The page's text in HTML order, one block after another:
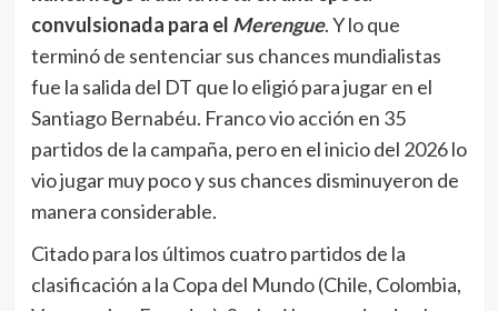
vio jugar muy poco y sus chances disminuyeron de
manera considerable.
Citado para los últimos cuatro partidos de la
clasificación a la Copa del Mundo (Chile, Colombia,
Venezuela y Ecuador), Scaloni lo puso desde el
arranque en el 3-0 ante la
que le complicó en el final del año pasado lo
dejaron sin ser llamado para los amistosos del final